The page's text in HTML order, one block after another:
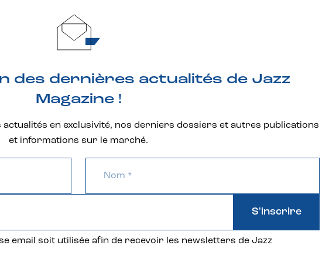
des dernières actualités de Jazz
Magazine !
actualités en exclusivité, nos derniers dossiers et autres publications
et informations sur le marché.
email soit utilisée afin de recevoir les newsletters de Jazz
S'inscrire